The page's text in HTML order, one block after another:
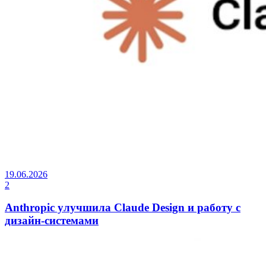
19.06.2026
2
Anthropic улучшила Claude Design и работу с
дизайн-системами